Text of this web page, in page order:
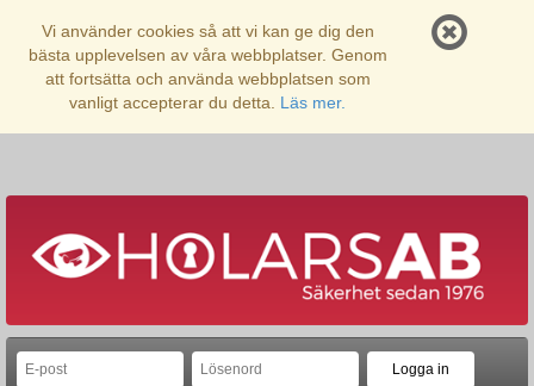
Vi använder cookies så att vi kan ge dig den
bästa upplevelsen av våra webbplatser. Genom
att fortsätta och använda webbplatsen som
vanligt accepterar du detta. Läs mer.